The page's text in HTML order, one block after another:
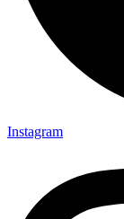
Instagram